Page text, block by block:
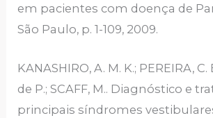
em pacientes com doença de
São Paulo, p. 1-109, 2009.
KANASHIRO, A. M. K.; PEREIRA, C.
de P.; SCAFF, M.. Diagnóstico e
principais síndromes